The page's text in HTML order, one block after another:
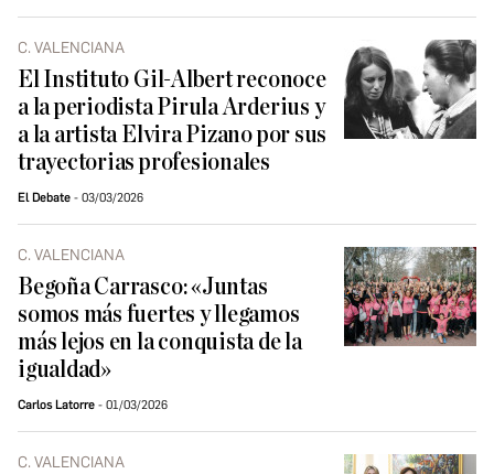
C. VALENCIANA
El Instituto Gil-Albert reconoce
a la periodista Pirula Arderius y
a la artista Elvira Pizano por sus
trayectorias profesionales
El Debate 03/03/2026
C. VALENCIANA
Begoña Carrasco: «Juntas
somos más fuertes y llegamos
más lejos en la conquista de la
igualdad»
Carlos Latorre 01/03/2026
C. VALENCIANA